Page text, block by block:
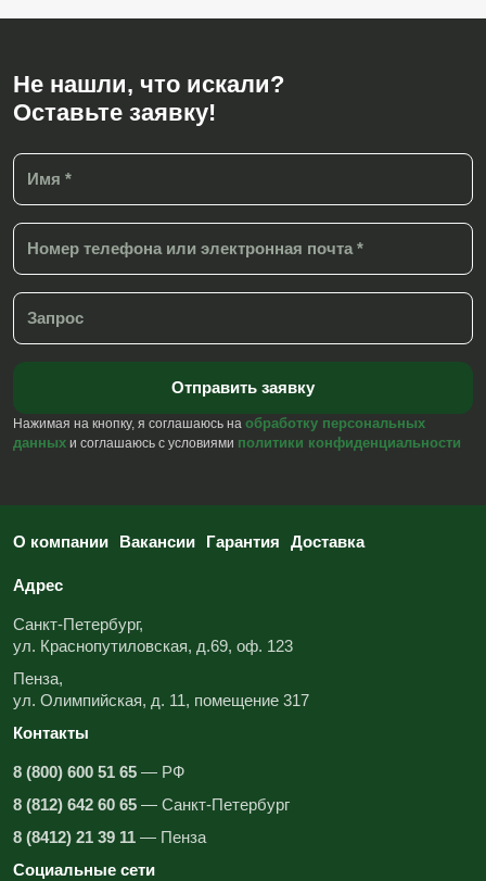
Не нашли, что искали?
Оставьте заявку!
Нажимая на кнопку, я соглашаюсь на обработку персональных
данных и соглашаюсь с условиями политики конфиденциальности
О компании Вакансии Гарантия Доставка
Адрес
Санкт-Петербург,
ул. Краснопутиловская, д.69, оф. 123
Пенза,
ул. Олимпийская, д. 11, помещение 317
Контакты
8 (800) 600 51 65 — РФ
8 (812) 642 60 65 — Санкт-Петербург
8 (8412) 21 39 11 — Пенза
Социальные сети